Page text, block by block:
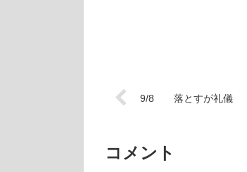
9/8 落とすが礼儀
コメント